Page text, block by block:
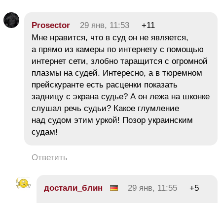
Prosector 29 янв, 11:53
+11
Мне нравится, что в суд он не является,
а прямо из камеры по интернету с помощью
интернет сети, злобно таращится с огромной
плазмы на судей. Интересно, а в тюремном
прейскуранте есть расценки показать
задницу с экрана судье? А он лежа на шконке
слушал речь судьи? Какое глумление
над судом этим уркой! Позор украинским
судам!
Ответить
достали_блин 29 янв, 11:55 +5